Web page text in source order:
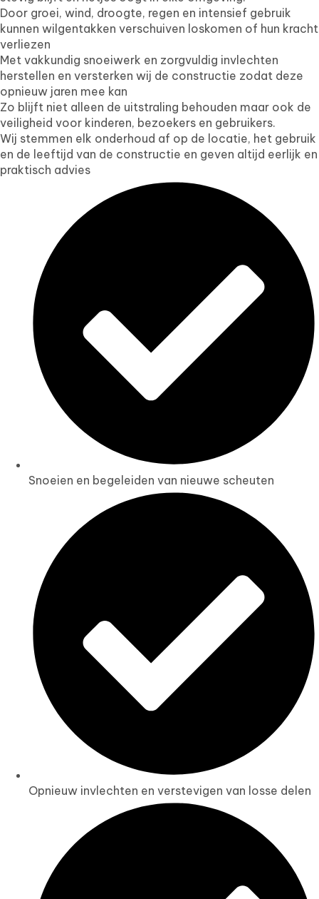
Door groei, wind, droogte, regen en intensief gebruik
kunnen wilgentakken verschuiven loskomen of hun kracht
verliezen
Met vakkundig snoeiwerk en zorgvuldig invlechten
herstellen en versterken wij de constructie zodat deze
opnieuw jaren mee kan
Zo blijft niet alleen de uitstraling behouden maar ook de
veiligheid voor kinderen, bezoekers en gebruikers.
Wij stemmen elk onderhoud af op de locatie, het gebruik
en de leeftijd van de constructie en geven altijd eerlijk en
praktisch advies
Snoeien en begeleiden van nieuwe scheuten
Opnieuw invlechten en verstevigen van losse delen